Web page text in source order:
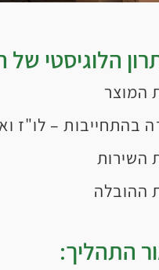
הלוגיסטי
המוצר
בהתחייבות – לו"ז
השירות
ההובלה
התהליך: